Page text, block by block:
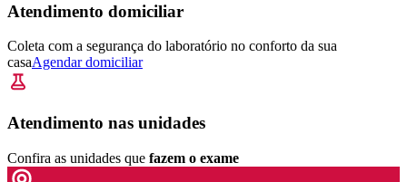
Atendimento domiciliar
Coleta com a segurança do laboratório no conforto da sua
casaAgendar domiciliar
Atendimento nas unidades
Confira as unidades que fazem o exame